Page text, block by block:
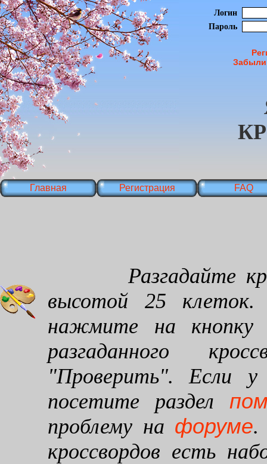
Логин
Пароль
Главная Регистрация FAQ
Разгадайте
высотой 25 клеток.
нажмите на кнопку
разгаданного
"Проверить". Если
посетите раздел
проблему на форуме.
кроссвордов есть